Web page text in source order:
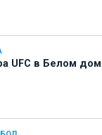
UFC в Белом